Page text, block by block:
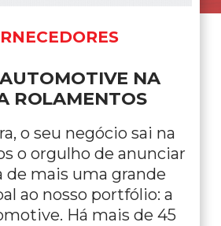
NOTÍCIAS
EXISTE O DIA DO
ROLAMENTO?
sozinho. Por trás de cada
em funcionamento, de
na estrada e de cada
que não pode parar, existe
acontecendo: o